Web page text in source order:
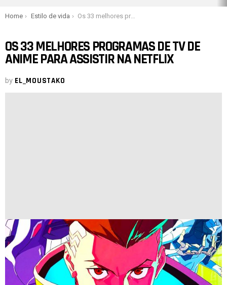
You are here:
Home Estilo de vida Os 33 melhores programas de TV de anime para assistir na Netflix
OS 33 MELHORES PROGRAMAS DE TV DE
ANIME PARA ASSISTIR NA NETFLIX
by EL_MOUSTAKO